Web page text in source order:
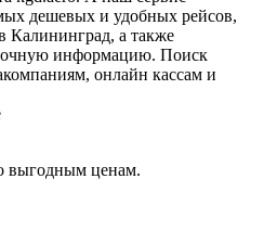
дешевых и удобных рейсов,
а также
информацию. Поиск
онлайн кассам и
выгодным ценам.